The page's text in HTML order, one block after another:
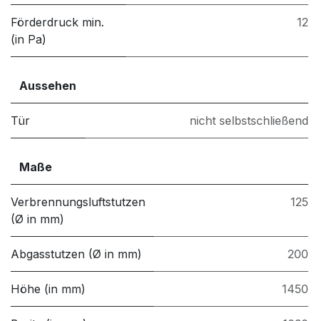
Förderdruck min.
(in Pa)
12
Aussehen
Tür nicht selbstschließend
Maße
Verbrennungsluftstutzen
(Ø in mm)
125
Abgasstutzen (Ø in mm) 200
Höhe (in mm) 1450